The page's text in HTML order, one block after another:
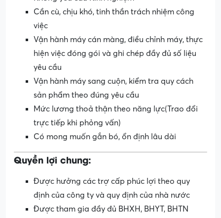
Cần cù, chịu khó, tinh thần trách nhiệm công
việc
Vận hành máy cán màng, điều chỉnh máy, thực
hiện việc đóng gói và ghi chép đầy đủ số liệu
yêu cầu
Vận hành máy sang cuộn, kiểm tra quy cách
sản phẩm theo đúng yêu cầu
Mức lương thoả thận theo năng lực(Trao đổi
trực tiếp khi phỏng vấn)
Có mong muốn gắn bó, ổn định lâu dài
Quyền lợi chung:
Được hưởng các trợ cấp phúc lợi theo quy
định của công ty và quy định của nhà nước
Được tham gia đầy đủ BHXH, BHYT, BHTN